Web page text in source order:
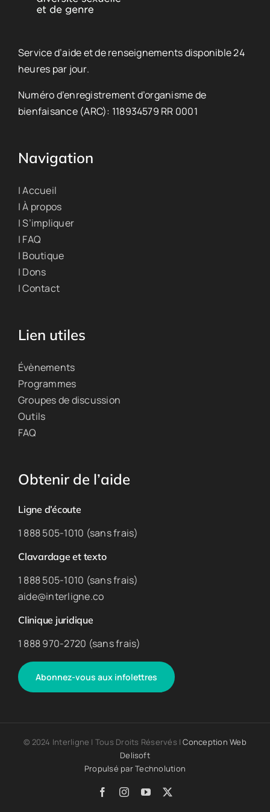
Service d’aide et de renseignements disponible 24
heures par jour.
Numéro d’enregistrement d’organisme de
bienfaisance (ARC): 118934579 RR 0001
Navigation
| Accueil
| À propos
| S’impliquer
| FAQ
| Boutique
| Dons
| Contact
Lien utiles
Évènements
Programmes
Groupes de discussion
Outils
FAQ
Obtenir de l’aide
Ligne d’écoute
1 888 505-1010 (sans frais)
Clavardage et texto
1 888 505-1010 (sans frais)
aide@interligne.co
Clinique juridique
1 888 970-2720 (sans frais)
Abonnez-vous aux infolettres
© 2024 Interligne | Tous Droits Réservés |Conception Web
Delisoft
Propulsé parTechnolution
FacebookInstagram
YouTube